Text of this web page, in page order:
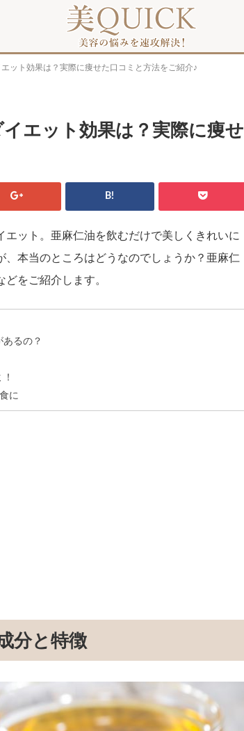
ット効果は？実際に痩せた口コミと方法をご紹介♪
エット効果は？実際に痩せ
B!
ット。亜麻仁油を飲むだけで美しくきれいに
本当のところはどうなのでしょうか？亜麻仁
をご紹介します。
るの？
に
分と特徴